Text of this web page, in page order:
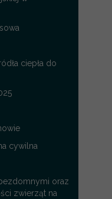
ciepła do
cywilna
oraz
zwierząt na